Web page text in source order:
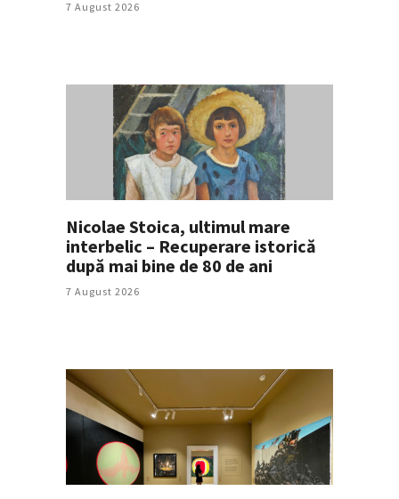
7 August 2026
Nicolae Stoica, ultimul mare
interbelic – Recuperare istorică
după mai bine de 80 de ani
7 August 2026